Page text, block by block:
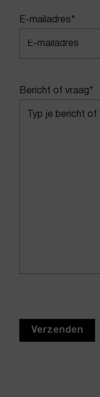
E-mailadres *
Bericht of vraag *